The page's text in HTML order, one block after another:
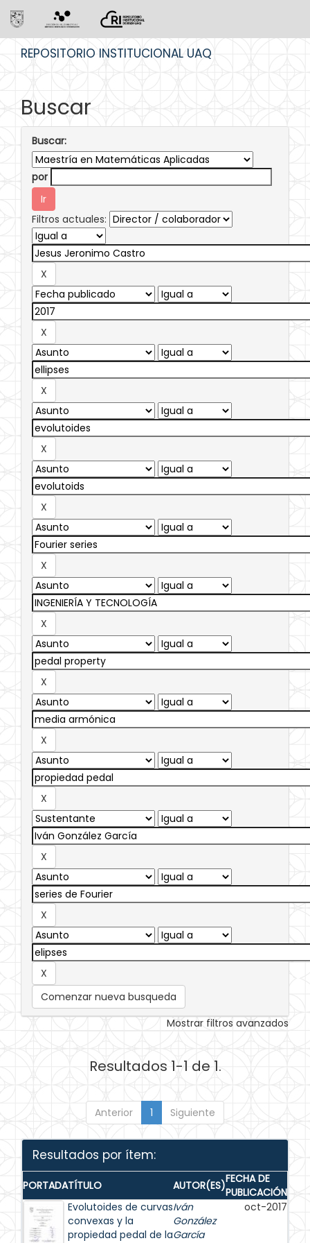
REPOSITORIO INSTITUCIONAL UAQ
Buscar
Buscar:
por
Filtros actuales:
Comenzar nueva busqueda
Mostrar filtros avanzados
Resultados 1-1 de 1.
Anterior 1 Siguiente
Resultados por ítem:
PORTADATÍTULO AUTOR(ES)FECHA DE
PUBLICACIÓN
Evolutoides de curvas
convexas y la
propiedad pedal de la
Iván
González
García
oct-2017